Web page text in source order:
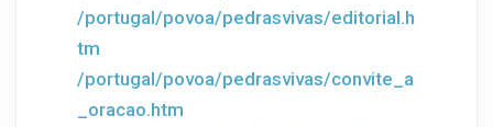
/portugal/povoa/pedrasvivas/editorial.h
tm
/portugal/povoa/pedrasvivas/convite_a
_oracao.htm